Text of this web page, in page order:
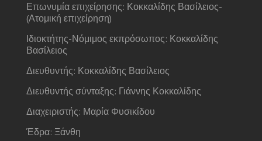
Επωνυμία επιχείρησης: Κοκκαλίδης Βασίλειος-
(Ατομική επιχείρηση)
Ιδιοκτήτης-Νόμιμος εκπρόσωπος: Κοκκαλίδης
Βασίλειος
Διευθυντής: Κοκκαλίδης Βασίλειος
Διευθυντής σύνταξης: Γιάννης Κοκκαλίδης
Διαχειριστής: Μαρία Φυσικίδου
Έδρα: Ξάνθη